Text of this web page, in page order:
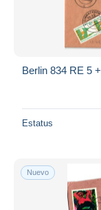
Berlin 834 RE 5
Estatus
Nuevo